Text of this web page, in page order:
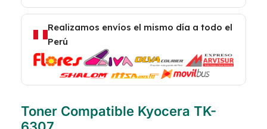
Realizamos envíos el mismo día a todo el
Perú
Toner Compatible Kyocera TK-